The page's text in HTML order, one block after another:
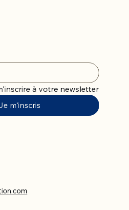
à votre newsletter
m'inscris